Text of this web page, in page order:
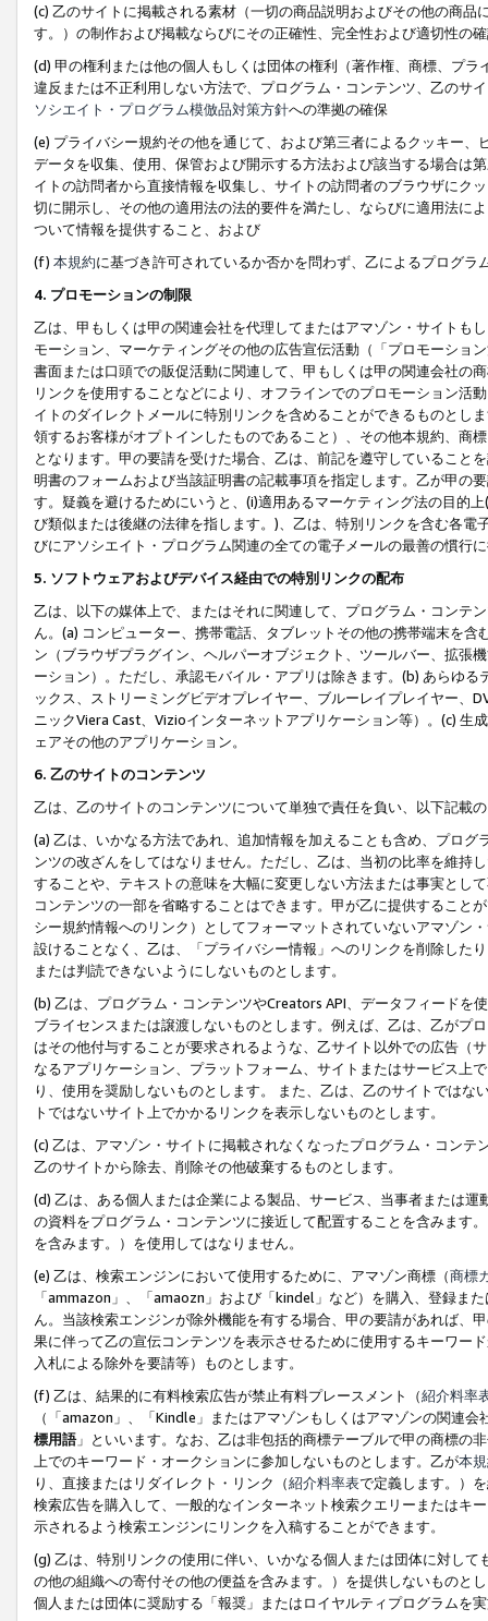
(c) 乙のサイトに掲載される素材（一切の商品説明およびその他の商
す。）の制作および掲載ならびにその正確性、完全性および適切性の
(d) 甲の権利または他の個人もしくは団体の権利（著作権、商標、プ
違反または不正利用しない方法で、プログラム・コンテンツ、乙のサ
ソシエイト・プログラム模倣品対策方針への準拠の確保
(e) プライバシー規約その他を通じて、および第三者によるクッキー
データを収集、使用、保管および開示する方法および該当する場合は
イトの訪問者から直接情報を収集し、サイトの訪問者のブラウザにク
切に開示し、その他の適用法の法的要件を満たし、ならびに適用法に
ついて情報を提供すること、および
(f) 本規約に基づき許可されているか否かを問わず、乙によるプログ
4. プロモーションの制限
乙は、甲もしくは甲の関連会社を代理してまたはアマゾン・サイトも
モーション、マーケティングその他の広告宣伝活動（「プロモーショ
書面または口頭での販促活動に関連して、甲もしくは甲の関連会社の
リンクを使用することなどにより、オフラインでのプロモーション活
イトのダイレクトメールに特別リンクを含めることができるものとし
領するお客様がオプトインしたものであること）、その他本規約、商
となります。甲の要請を受けた場合、乙は、前記を遵守していること
明書のフォームおよび当該証明書の記載事項を指定します。乙が甲の
す。疑義を避けるためにいうと、(i)適用あるマーケティング法の目的
び類似または後継の法律を指します。)、乙は、特別リンクを含む各
びにアソシエイト・プログラム関連の全ての電子メールの最善の慣行
5. ソフトウェアおよびデバイス経由での特別リンクの配布
乙は、以下の媒体上で、またはそれに関連して、プログラム・コンテ
ん。(a) コンピューター、携帯電話、タブレットその他の携帯端末を
ン（ブラウザプラグイン、ヘルパーオブジェクト、ツールバー、拡張
ーション）。ただし、承認モバイル・アプリは除きます。(b) あらゆ
ックス、ストリーミングビデオプレイヤー、ブルーレイプレイヤー、
ニックViera Cast、Vizioインターネットアプリケーション等）。(c)
ェアその他のアプリケーション。
6. 乙のサイトのコンテンツ
乙は、乙のサイトのコンテンツについて単独で責任を負い、以下記載
(a) 乙は、いかなる方法であれ、追加情報を加えることも含め、プロ
ンツの改ざんをしてはなりません。ただし、乙は、当初の比率を維持
することや、テキストの意味を大幅に変更しない方法または事実とし
コンテンツの一部を省略することはできます。甲が乙に提供すること
シー規約情報へのリンク）としてフォーマットされていないアマゾン
設けることなく、乙は、「プライバシー情報」へのリンクを削除した
または判読できないようにしないものとします。
(b) 乙は、プログラム・コンテンツやCreators API、データフィード
ブライセンスまたは譲渡しないものとします。例えば、乙は、乙がプ
はその他付与することが要求されるような、乙サイト以外での広告（
なるアプリケーション、プラットフォーム、サイトまたはサービス上
り、使用を奨励しないものとします。 また、乙は、乙のサイトでは
トではないサイト上でかかるリンクを表示しないものとします。
(c) 乙は、アマゾン・サイトに掲載されなくなったプログラム・コン
乙のサイトから除去、削除その他破棄するものとします。
(d) 乙は、ある個人または企業による製品、サービス、当事者または
の資料をプログラム・コンテンツに接近して配置することを含みます
を含みます。）を使用してはなりません。
(e) 乙は、検索エンジンにおいて使用するために、アマゾン商標（商標
「ammazon」、「amaozn」および「kindel」など）を購入、登録ま
ん。当該検索エンジンが除外機能を有する場合、甲の要請があれば、
果に伴って乙の宣伝コンテンツを表示させるために使用するキーワー
入札による除外を要請等）ものとします。
(f) 乙は、結果的に有料検索広告が禁止有料プレースメント（紹介料率
（「amazon」、「Kindle」またはアマゾンもしくはアマゾンの関連
標用語」といいます。なお、乙は非包括的商標テーブルで甲の商標の
上でのキーワード・オークションに参加しないものとします。乙が本
り、直接またはリダイレクト・リンク（紹介料率表で定義します。）
検索広告を購入して、一般的なインターネット検索クエリーまたはキ
示されるよう検索エンジンにリンクを入稿することができます。
(g) 乙は、特別リンクの使用に伴い、いかなる個人または団体に対し
の他の組織への寄付その他の便益を含みます。）を提供しないものと
個人または団体に奨励する「報奨」またはロイヤルティプログラムを